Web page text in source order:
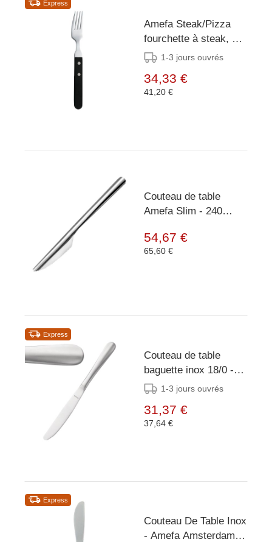
Express
Amefa Steak/Pizza
fourchette à steak, 12
pièces1-3 jours ouvrés
34,33 €
41,20 €
Couteau de table
Amefa Slim - 240
54,67 €
65,60 €
Express
Couteau de table
baguette inox 18/0 -
12 pièces
1-3 jours ouvrés
31,37 €
37,64 €
Express
Couteau De Table Inox
- Amefa Amsterdam -